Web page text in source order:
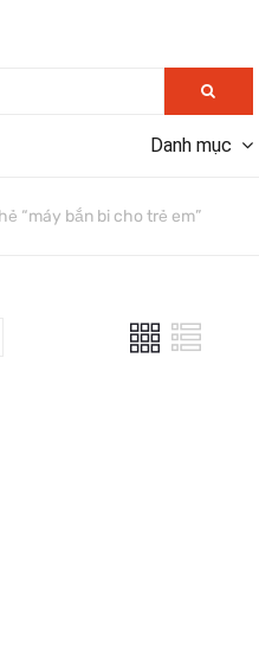
Danh mục
“máy bắn bi cho trẻ em”